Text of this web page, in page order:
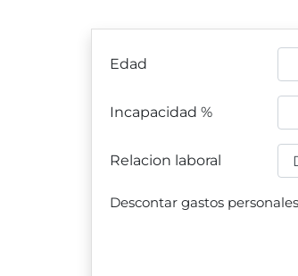
Edad
Incapacidad %
Relacion laboral
Descontar gastos